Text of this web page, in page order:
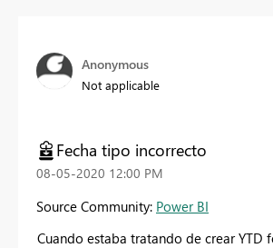
Anonymous
Not applicable
Fecha tipo incorrecto
‎08-05-2020 12:00 PM
Source Community: Power BI
Cuando estaba tratando de crear YTD